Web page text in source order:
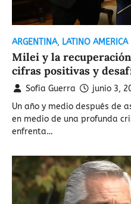
ARGENTINA, LATINO AMERICA
Milei y la
cifras positivas y
Sofia Guerra
junio 3,
Un año y medio después de
en medio de una profunda
enfrenta…